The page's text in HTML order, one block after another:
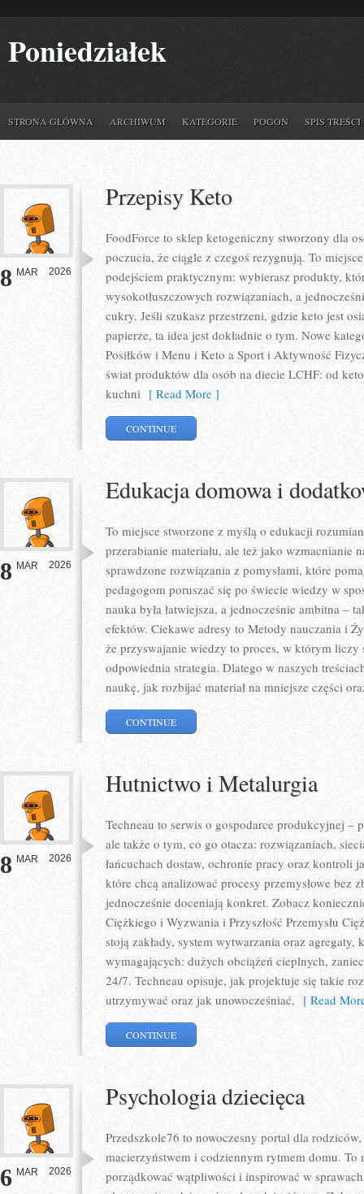
Poniedziałek
STRONA GŁÓWNA ARCHIWUM KATEGORIE POGOŃ SPIS TREŚCI
8 MAR 2026
Przepisy Keto
FoodForce to sklep ketogeniczny stworzony dla
poczucia, że ciągle z czegoś rezygnują. To
podejściem praktycznym: wybierasz produkty,
wysokotłuszczowych rozwiązaniach, a
cukry. Jeśli szukasz przestrzeni, gdzie keto jest
papierze, ta idea jest dokładnie o tym. Nowe
Posiłków i Menu i Keto a Sport i Aktywność
świat produktów dla osób na diecie LCHF: od
kuchni [ Read More ]
CONTINUE
8 MAR 2026
Edukacja domowa i
To miejsce stworzone z myślą o edukacji
przerabianie materiału, ale też jako wzmacnianie
sprawdzone rozwiązania z pomysłami, które
pedagogom poruszać się po świecie wiedzy w
nauka była łatwiejsza, a jednocześnie ambitna –
efektów. Ciekawe adresy to Metody nauczania i
że przyswajanie wiedzy to proces, w którym liczy
odpowiednia strategia. Dlatego w naszych
naukę, jak rozbijać materiał na mniejsze części
CONTINUE
8 MAR 2026
Hutnictwo i Metalurgia
Techneau to serwis o gospodarce produkcyjnej –
ale także o tym, co go otacza: rozwiązaniach,
łańcuchach dostaw, ochronie pracy oraz kontroli
które chcą analizować procesy przemysłowe bez
jednocześnie doceniają konkret. Zobacz
Ciężkiego i Wyzwania i Przyszłość Przemysłu
stoją zakłady, system wytwarzania oraz
wymagających: dużych obciążeń cieplnych,
24/7. Techneau opisuje, jak projektuje się takie
utrzymywać oraz jak unowocześniać, [ Read
CONTINUE
6 MAR 2026
Psychologia dziecięca
Przedszkole76 to nowoczesny portal dla
macierzyństwem i codziennym rytmem domu. To
porządkować wątpliwości i inspirować w